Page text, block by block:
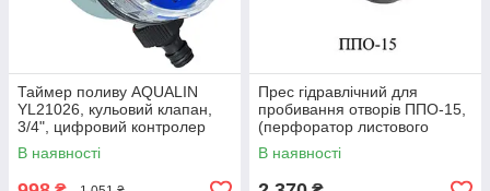
Попкорниці
Праски
Електрочайники
Приладдя для пароочисників
Плазморізи
Пили алмазні настільні
Приладдя вібраторів для бетону
Приладдя для затиральних машин
Таймер поливу AQUALIN
YL21026, кульовий клапан,
3/4", цифровий контролер
подачі води
В наявності
Прес гідравлічний для
пробивання отворів ППО-15,
(перфоратор листового
металу, знімач
сайлентблоків) 15т
В наявності